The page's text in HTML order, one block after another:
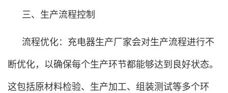
三、生产流程控制
流程优化：充电器生产厂家会对生产流程进行不
断优化，以确保每个生产环节都能够达到良好状态。
这包括原材料检验、生产加工、组装测试等多个环